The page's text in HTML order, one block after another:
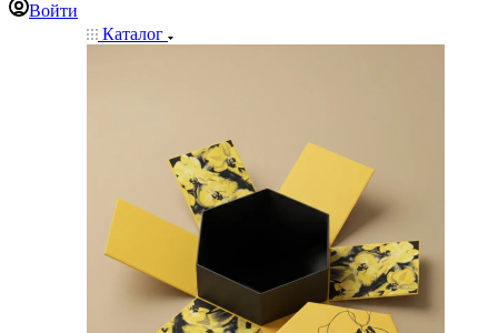
Войти
Каталог